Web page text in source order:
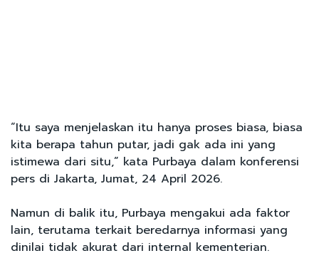
“Itu saya menjelaskan itu hanya proses biasa, biasa
kita berapa tahun putar, jadi gak ada ini yang
istimewa dari situ,” kata Purbaya dalam konferensi
pers di Jakarta, Jumat, 24 April 2026.
Namun di balik itu, Purbaya mengakui ada faktor
lain, terutama terkait beredarnya informasi yang
dinilai tidak akurat dari internal kementerian.